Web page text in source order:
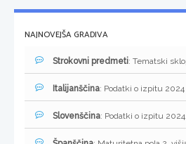
NAJNOVEJŠA GRADIVA
Strokovni predmeti: Tematski
Italijanščina: Podatki o izpitu 2024
Slovenščina: Podatki o izpitu 2024